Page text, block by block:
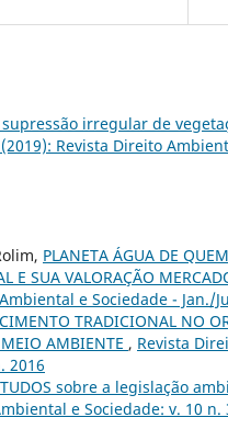
irregular de
Revista Direito
PLANETA ÁGUA DE
E SUA VALORAÇÃO
e Sociedade - Jan./
TRADICIONAL NO
AMBIENTE , Revista
2016
sobre a legislação
e Sociedade: v. 10